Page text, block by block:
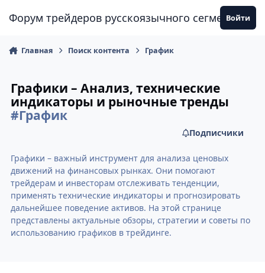
Форум трейдеров русскоязычного сегмента
Войти
Главная Поиск контента График
Графики – Анализ, технические
индикаторы и рыночные тренды
#График
Подписчики
Графики – важный инструмент для анализа ценовых
движений на финансовых рынках. Они помогают
трейдерам и инвесторам отслеживать тенденции,
применять технические индикаторы и прогнозировать
дальнейшее поведение активов. На этой странице
представлены актуальные обзоры, стратегии и советы по
использованию графиков в трейдинге.